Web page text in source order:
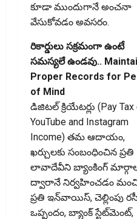
కూడా ముందుగానే అంచనా
వేసుకోవడం అవసరం.
రికార్డులు సక్రమంగా ఉంటే
సమస్యలే ఉండవు..
Proper Records for
of Mind
డిజిటల్‌ క్రియేటర్లు (Pay Tax
YouTube and Instagram
Income) తమ ఆదాయం,
ఖర్చులకు సంబంధించిన ప్రతి
లావాదేవీని బ్యాంకింగ్‌
ద్వారానే నిర్వహించడం
ప్రతి ఇన్‌వాయిస్‌, చెల్లింపు
ఒప్పందం, బ్యాంక్‌ స్టేట్‌మెంట్‌,